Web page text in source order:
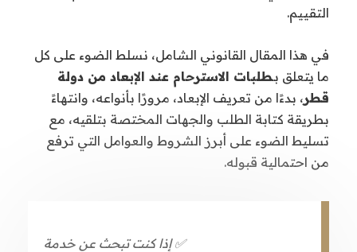
التقييم.
في هذا المقال القانوني الشامل، نسلط الضوء على كل
ما يتعلق بـطلبات الاسترحام عند الإبعاد من دولة
قطر، بدءًا من تعريف الإبعاد، مرورًا بأنواعه، وانتهاءً
بطريقة كتابة الطلب والجهات المختصة بتلقيه، مع
تسليط الضوء على أبرز الشروط والعوامل التي ترفع
من احتمالية قبوله.
✅ إذا كنت تبحث عن خدمة